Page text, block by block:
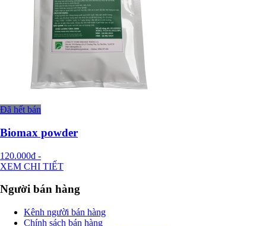
Đã hết bán
Biomax powder
120.000đ -
XEM CHI TIẾT
Người bán hàng
Kênh người bán hàng
Chính sách bán hàng